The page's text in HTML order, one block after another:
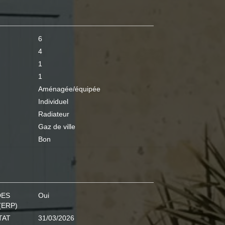
6
4
1
1
Aménagée/équipée
Individuel
Radiateur
Gaz de ville
Bon
Oui
31/03/2026